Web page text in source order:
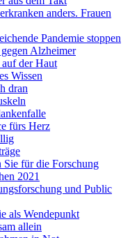
anders. Frauen
Pandemie stoppen
Alzheimer
auf der Haut
Wissen
dran
fürs Herz
Sie für die Forschung
2021
und Public
als Wendepunkt
allein